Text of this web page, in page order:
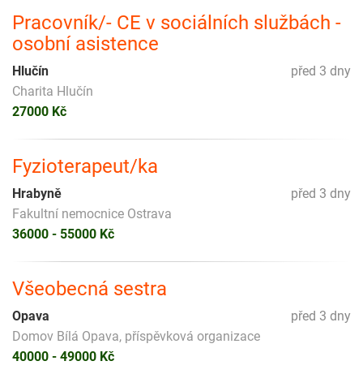
Pracovník/- CE v sociálních službách -
osobní asistence
před 3 dny
Hlučín
Charita Hlučín
27000 Kč
Fyzioterapeut/ka
před 3 dny
Hrabyně
Fakultní nemocnice Ostrava
36000 - 55000 Kč
Všeobecná sestra
před 3 dny
Opava
Domov Bílá Opava, příspěvková organizace
40000 - 49000 Kč